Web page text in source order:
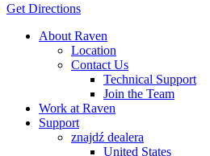
Get Directions
About Raven
Location
Contact Us
Technical Support
Join the Team
Work at Raven
Support
znajdź dealera
United States